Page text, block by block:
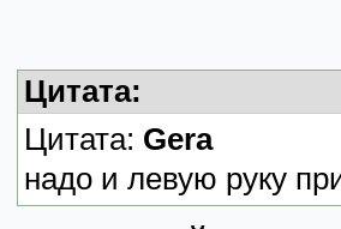
Цитата:
Цитата: Gera
надо и левую руку